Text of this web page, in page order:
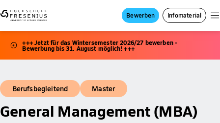
Bewerben Infomaterial
+++ Jetzt für das Wintersemester 2026/27 bewerben -
Bewerbung bis 31. August möglich! +++
Berufsbegleitend Master
General Management (MBA)